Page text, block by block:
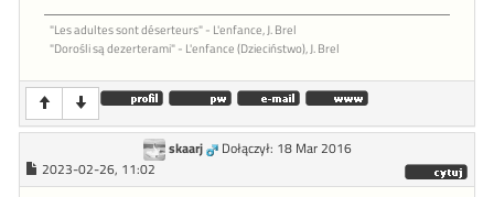
"Les adultes sont déserteurs" - L'enfance, J. Brel
"Dorośli są dezerterami" - L'enfance (Dzieciństwo), J. Brel
skaarj
Dołączył: 18 Mar 2016
2023-02-26, 11:02